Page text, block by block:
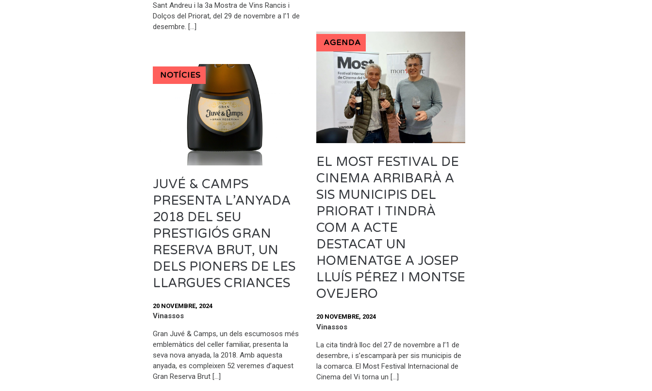
Sant Andreu i la 3a Mostra de Vins Rancis i
Dolços del Priorat, del 29 de novembre a l’1 de
desembre. […]
AGENDA
EL MOST FESTIVAL DE
CINEMA ARRIBARÀ A
SIS MUNICIPIS DEL
PRIORAT I TINDRÀ
COM A ACTE
DESTACAT UN
HOMENATGE A JOSEP
LLUÍS PÉREZ I MONTSE
OVEJERO
20 NOVEMBRE, 2024
Vinassos
La cita tindrà lloc del 27 de novembre a l’1 de
desembre, i s’escamparà per sis municipis de
la comarca. El Most Festival Internacional de
Cinema del Vi torna un […]
NOTÍCIES
JUVÉ & CAMPS
PRESENTA L’ANYADA
2018 DEL SEU
PRESTIGIÓS GRAN
RESERVA BRUT, UN
DELS PIONERS DE LES
LLARGUES CRIANCES
20 NOVEMBRE, 2024
Vinassos
Gran Juvé & Camps, un dels escumosos més
emblemàtics del celler familiar, presenta la
seva nova anyada, la 2018. Amb aquesta
anyada, es compleixen 52 veremes d’aquest
Gran Reserva Brut […]